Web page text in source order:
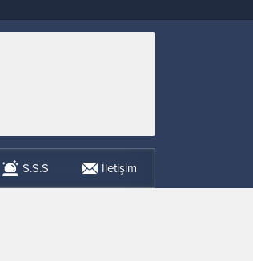
S.S.S İletişim